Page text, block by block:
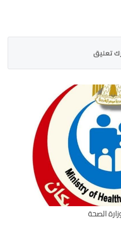
تعليق
الصحة